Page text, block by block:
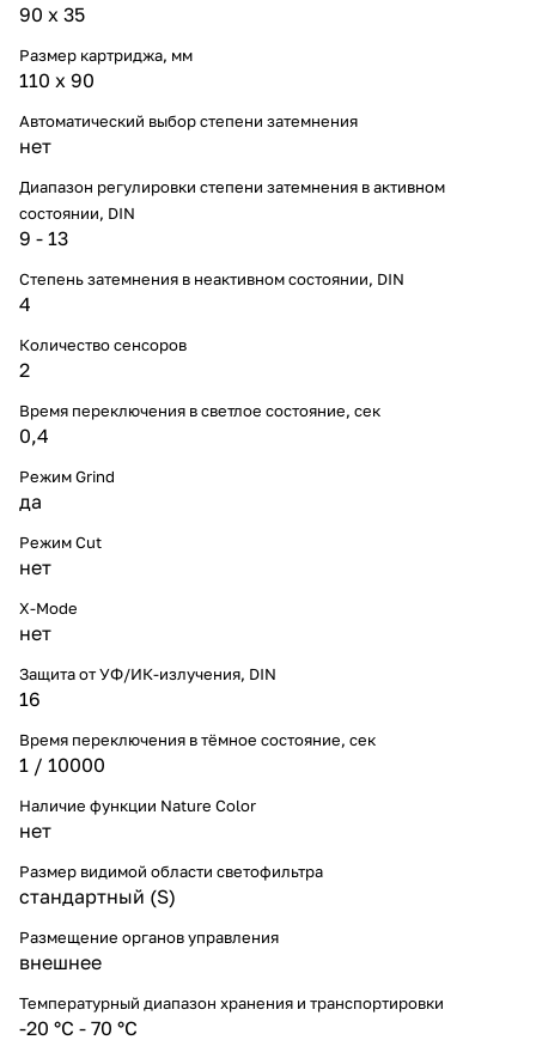
90 x 35
Размер картриджа, мм
110 x 90
Автоматический выбор степени затемнения
нет
Диапазон регулировки степени затемнения в активном
состоянии, DIN
9 - 13
Степень затемнения в неактивном состоянии, DIN
4
Количество сенсоров
2
Время переключения в светлое состояние, сек
0,4
Режим Grind
да
Режим Cut
нет
X-Mode
нет
Защита от УФ/ИК-излучения, DIN
16
Время переключения в тёмное состояние, сек
1 / 10000
Наличие функции Nature Color
нет
Размер видимой области светофильтра
cтандартный (S)
Размещение органов управления
внешнее
Температурный диапазон хранения и транспортировки
-20 °С - 70 °С